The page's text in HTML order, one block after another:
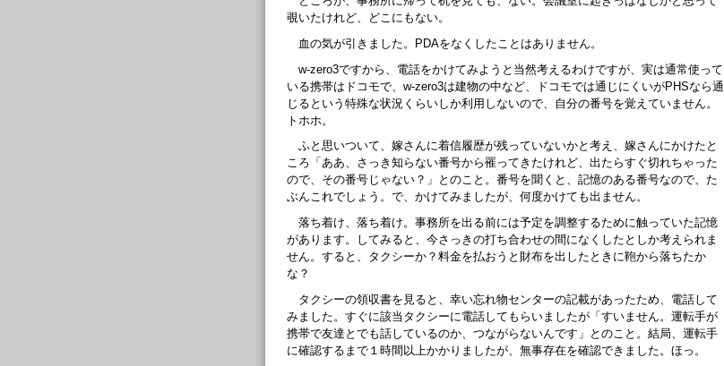
覗いたけれど、どこにもない。
血の気が引きました。PDAをなくしたことはありません。
w-zero3ですから、電話をかけてみようと当然考えるわけですが、実は通常使って
いる携帯はドコモで、w-zero3は建物の中など、ドコモでは通じにくいがPHSなら通
じるという特殊な状況くらいしか利用しないので、自分の番号を覚えていません。
トホホ。
ふと思いついて、嫁さんに着信履歴が残っていないかと考え、嫁さんにかけたと
ころ「ああ、さっき知らない番号から罹ってきたけれど、出たらすぐ切れちゃった
ので、その番号じゃない？」とのこと。番号を聞くと、記憶のある番号なので、た
ぶんこれでしょう。で、かけてみましたが、何度かけても出ません。
落ち着け、落ち着け。事務所を出る前には予定を調整するために触っていた記憶
があります。してみると、今さっきの打ち合わせの間になくしたとしか考えられま
せん。すると、タクシーか？料金を払おうと財布を出したときに鞄から落ちたか
な？
タクシーの領収書を見ると、幸い忘れ物センターの記載があったため、電話して
みました。すぐに該当タクシーに電話してもらいましたが「すいません。運転手が
携帯で友達とでも話しているのか、つながらないんです」とのこと。結局、運転手
に確認するまで１時間以上かかりましたが、無事存在を確認できました。ほっ。